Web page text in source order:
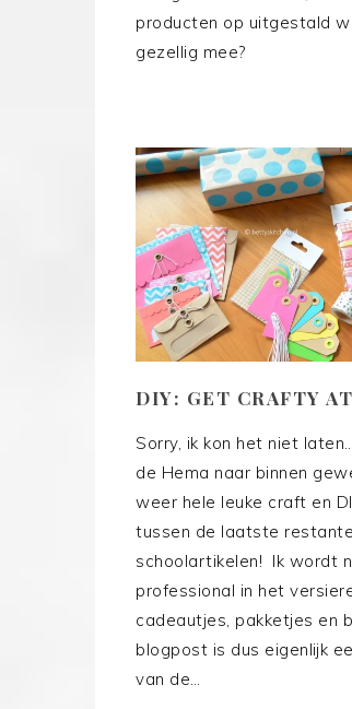
producten op uitgestald
gezellig mee?
DIY: GET CRAFTY
Sorry, ik kon het niet
de Hema naar binnen
weer hele leuke craft en
tussen de laatste
schoolartikelen! Ik wordt
professional in het
cadeautjes, pakketjes en
blogpost is dus eigenlijk
van de…